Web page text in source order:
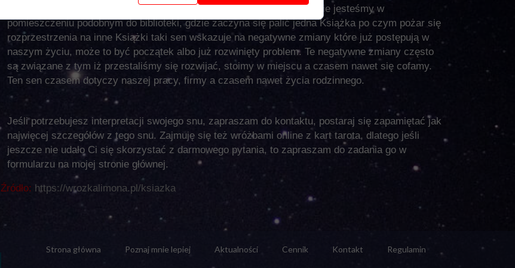
Strona główna Poznaj mnie lepiej Aktualności Cennik Kontakt Regulamin
Źródło: https://wrozkalimona.pl/ksiazka
Pojawia się też często sen a można go nazwać nawet koszmarem gdzie jesteśmy w
pomieszczeniu podobnym do biblioteki, gdzie zaczyna się palić jedna Książka po czym pożar się
rozprzestrzenia na inne Książki taki sen wskazuje na negatywne zmiany które już postępują w
naszym życiu, może to być początek albo już rozwinięty problem. Te negatywne zmiany często
są związane z tym iż przestaliśmy się rozwijać, stoimy w miejscu a czasem nawet się cofamy.
Ten sen czasem dotyczy naszej pracy, firmy a czasem nawet życia rodzinnego.
Jeśli potrzebujesz interpretacji swojego snu, zapraszam do kontaktu, postaraj się zapamiętać jak
najwięcej szczegółów z tego snu. Zajmuję się też wróżbami online z kart tarota, dlatego jeśli
jeszcze nie udało Ci się skorzystać z darmowego pytania, to zapraszam do zadania go w
formularzu na mojej stronie głównej.